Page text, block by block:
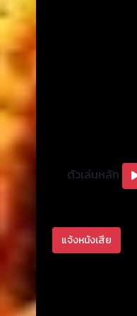
ตัวเล่นหลัก
แจ้งหนังเสีย